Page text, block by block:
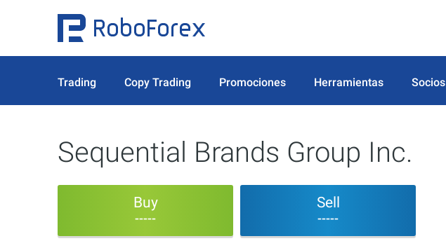
Trading Copy Trading Promociones Herramientas Socios
Sequential Brands Group Inc.
Buy
-----
Sell
-----